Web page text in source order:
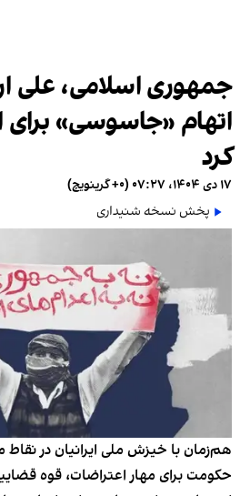
جمهوری اسلامی، علی
اتهام «جاسوسی» برای
کرد
۱۷ دی ۱۴۰۴، ۰۷:۲۷ (‎+۰ گرینویچ)
پخش نسخه شنیداری
هم‌زمان با خیزش ملی ایرانیان در
حکومت برای مهار اعتراضات، قوه